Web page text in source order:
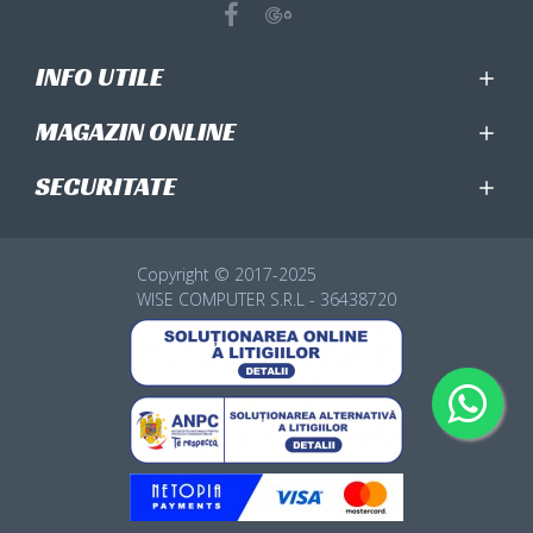
INFO UTILE
MAGAZIN ONLINE
SECURITATE
Copyright © 2017-2025
WISE COMPUTER S.R.L - 36438720